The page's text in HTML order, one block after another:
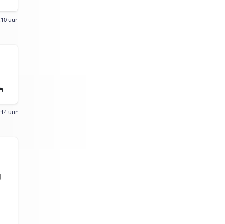
uur
uur